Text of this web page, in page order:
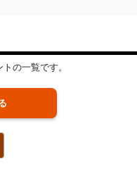
の一覧です。